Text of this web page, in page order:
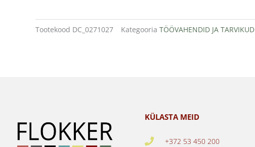
Tootekood DC_0271027 Kategooria TÖÖVAHENDID JA TARVIKUD
KÜLASTA MEID
+372 53 450 200